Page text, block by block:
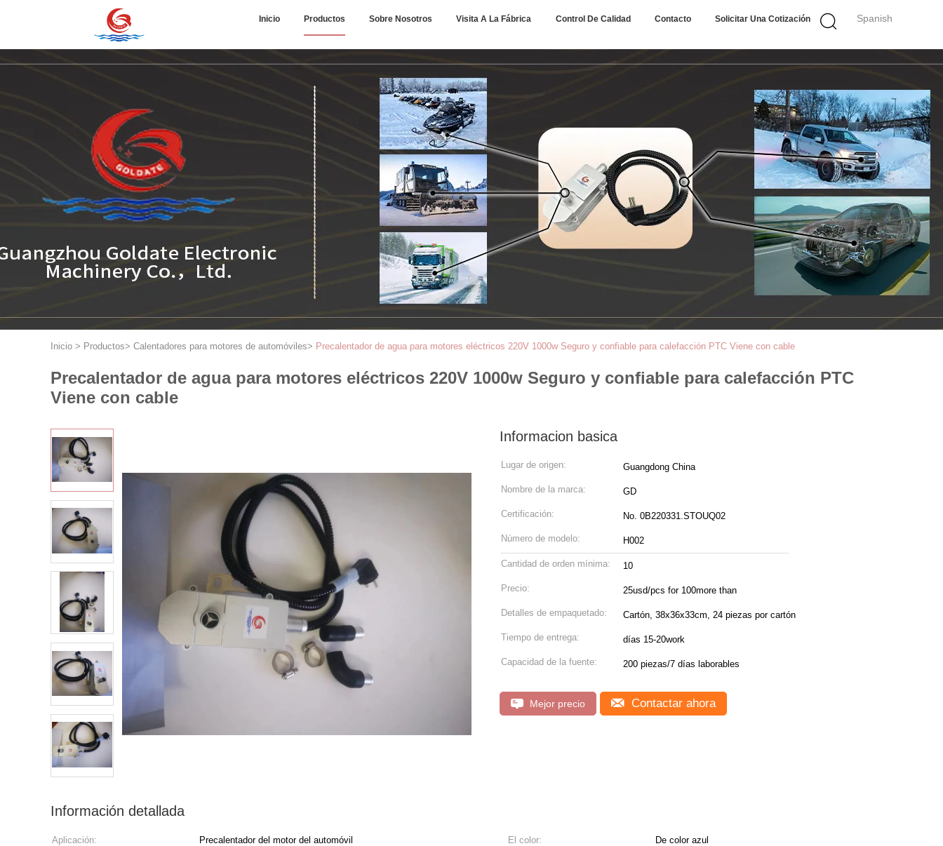
Spanish
Inicio Productos Sobre Nosotros Visita A La Fábrica Control De Calidad Contacto Solicitar Una Cotización
Inicio > Productos> Calentadores para motores de automóviles> Precalentador de agua para motores eléctricos 220V 1000w Seguro y confiable para calefacción PTC Viene con cable
Precalentador de agua para motores eléctricos 220V 1000w Seguro y confiable para calefacción PTC
Viene con cable
Informacion basica
Lugar de origen: Guangdong China
Nombre de la marca: GD
Certificación: No. 0B220331.STOUQ02
Número de modelo: H002
Cantidad de orden mínima: 10
Precio: 25usd/pcs for 100more than
Detalles de empaquetado: Cartón, 38x36x33cm, 24 piezas por cartón
Tiempo de entrega: días 15-20work
Capacidad de la fuente: 200 piezas/7 días laborables
Mejor precio Contactar ahora
Información detallada
Aplicación: Precalentador del motor del automóvil El color:
De color azul